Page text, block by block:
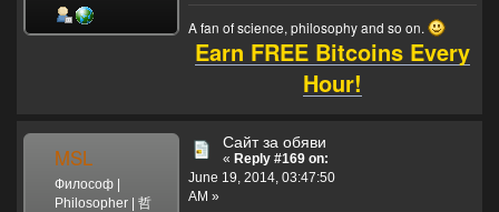
A fan of science, philosophy and so on.
Earn FREE Bitcoins Every
Hour!
MSL
Философ |
Philosopher | 哲
Сайт за обяви
« Reply #169 on:
June 19, 2014, 03:47:50
AM »